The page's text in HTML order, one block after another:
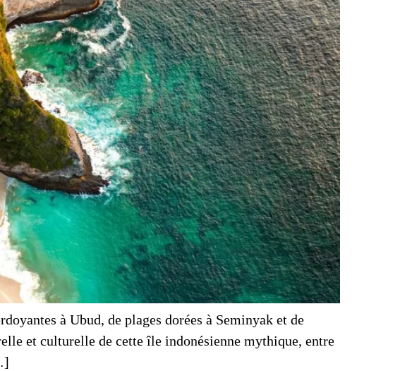
à Ubud, de plages dorées à Seminyak et de
et culturelle de cette île indonésienne mythique, entre